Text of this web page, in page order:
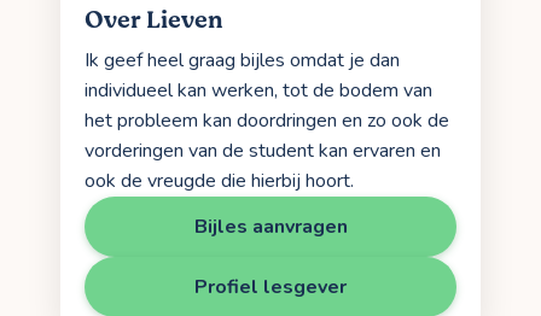
Over Lieven
Ik geef heel graag bijles omdat je dan
individueel kan werken, tot de bodem van
het probleem kan doordringen en zo ook de
vorderingen van de student kan ervaren en
ook de vreugde die hierbij hoort.
Bijles aanvragen
Profiel lesgever